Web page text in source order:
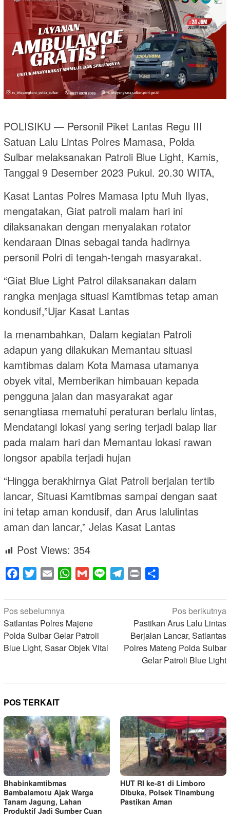
POLISIKU — Personil Piket Lantas Regu III
Satuan Lalu Lintas Polres Mamasa, Polda
Sulbar melaksanakan Patroli Blue Light, Kamis,
Tanggal 9 Desember 2023 Pukul. 20.30 WITA,
Kasat Lantas Polres Mamasa Iptu Muh Ilyas,
mengatakan, Giat patroli malam hari ini
dilaksanakan dengan menyalakan rotator
kendaraan Dinas sebagai tanda hadirnya
personil Polri di tengah-tengah masyarakat.
“Giat Blue Light Patrol dilaksanakan dalam
rangka menjaga situasi Kamtibmas tetap aman
kondusif,”Ujar Kasat Lantas
Ia menambahkan, Dalam kegiatan Patroli
adapun yang dilakukan Memantau situasi
kamtibmas dalam Kota Mamasa utamanya
obyek vital, Memberikan himbauan kepada
pengguna jalan dan masyarakat agar
senangtiasa mematuhi peraturan berlalu lintas,
Mendatangi lokasi yang sering terjadi balap liar
pada malam hari dan Memantau lokasi rawan
longsor apabila terjadi hujan
“Hingga berakhirnya Giat Patroli berjalan tertib
lancar, Situasi Kamtibmas sampai dengan saat
ini tetap aman kondusif, dan Arus lalulintas
aman dan lancar,” Jelas Kasat Lantas
Post Views: 354
Facebook
Twitter Email WhatsApp
Gmail Line Telegram
Print
Navigasi
pos
Pos sebelumnya
Satlantas Polres Majene
Polda Sulbar Gelar Patroli
Blue Light, Sasar Objek Vital
Pos berikutnya
Pastikan Arus Lalu Lintas
Berjalan Lancar, Satlantas
Polres Mateng Polda Sulbar
Gelar Patroli Blue Light
POS TERKAIT
Bhabinkamtibmas
Bambalamotu Ajak Warga
Tanam Jagung, Lahan
Produktif Jadi Sumber Cuan
HUT RI ke-81 di Limboro
Dibuka, Polsek Tinambung
Pastikan Aman